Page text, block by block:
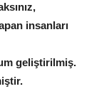
insanları
geliştirilmiş.